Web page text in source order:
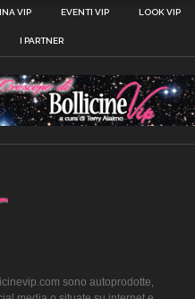
VIP EVENTI VIP LOOK VIP
I PARTNER
sono autoprodotte,